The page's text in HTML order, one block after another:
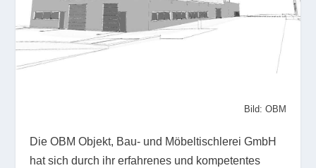
Bild: OBM
Die OBM Objekt, Bau- und Möbeltischlerei GmbH
hat sich durch ihr erfahrenes und kompetentes